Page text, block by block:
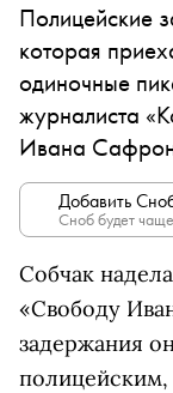
Полицейские
которая
одиночные
журналиста
Ивана
Добавить
Сноб будет
Собчак
«Свободу
задержания
полицейским,